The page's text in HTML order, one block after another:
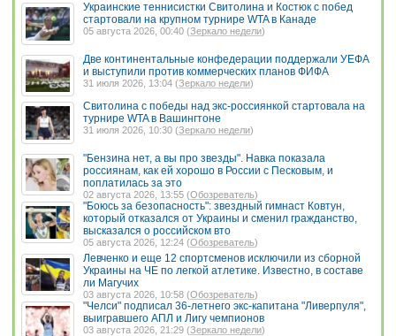
Украинские теннисистки Свитолина и Костюк с побед
стартовали на крупном турнире WTA в Канаде
05 августа 2026, 00:40 (Зеркало недели)
Две континентальные конфедерации поддержали УЕФА
и выступили против коммерческих планов ФИФА
31 июля 2026, 13:04 (Зеркало недели)
Свитолина с победы над экс-россиянкой стартовала на
турнире WTA в Вашингтоне
31 июля 2026, 10:30 (Зеркало недели)
"Бензина нет, а вы про звезды". Навка показала
россиянам, как ей хорошо в России с Песковым, и
поплатилась за это
02 августа 2026, 13:55 (Обозреватель)
"Боюсь за безопасность": звездный гимнаст Ковтун,
который отказался от Украины и сменил гражданство,
высказался о российском вто
05 августа 2026, 12:24 (Обозреватель)
Левченко и еще 12 спортсменов исключили из сборной
Украины на ЧЕ по легкой атлетике. Известно, в составе
ли Магучих
03 августа 2026, 10:58 (Обозреватель)
"Челси" подписал 36-летнего экс-капитана "Ливерпуля",
выигравшего АПЛ и Лигу чемпионов
03 августа 2026, 21:29 (Зеркало недели)